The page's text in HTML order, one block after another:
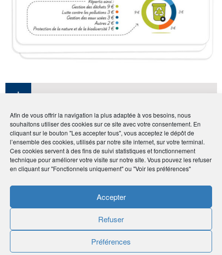
Afin de vous offrir la navigation la plus adaptée à vos besoins, nous
souhaitons utiliser des cookies sur ce site avec votre consentement. En
cliquant sur le bouton "Les accepter tous", vous acceptez le dépôt de
l’ensemble des cookies, utilisés par notre site internet, sur votre terminal.
Ces cookies servent à des fins de suivi statistiques et fonctionnement
technique pour améliorer votre visite sur notre site. Vous pouvez les refuser
en cliquant sur "Fonctionnels uniquement" ou "Voir les préférences"
Accepter
Refuser
Préférences
Sur enconomie.gouv.fr
Comment calculer votre impôt d’après le
barème de l’impôt sur le revenu ?
Éducation financière : la fin du tabou de
Téléchargez la fiche pratique
humancom & Les super héros
Publié le :